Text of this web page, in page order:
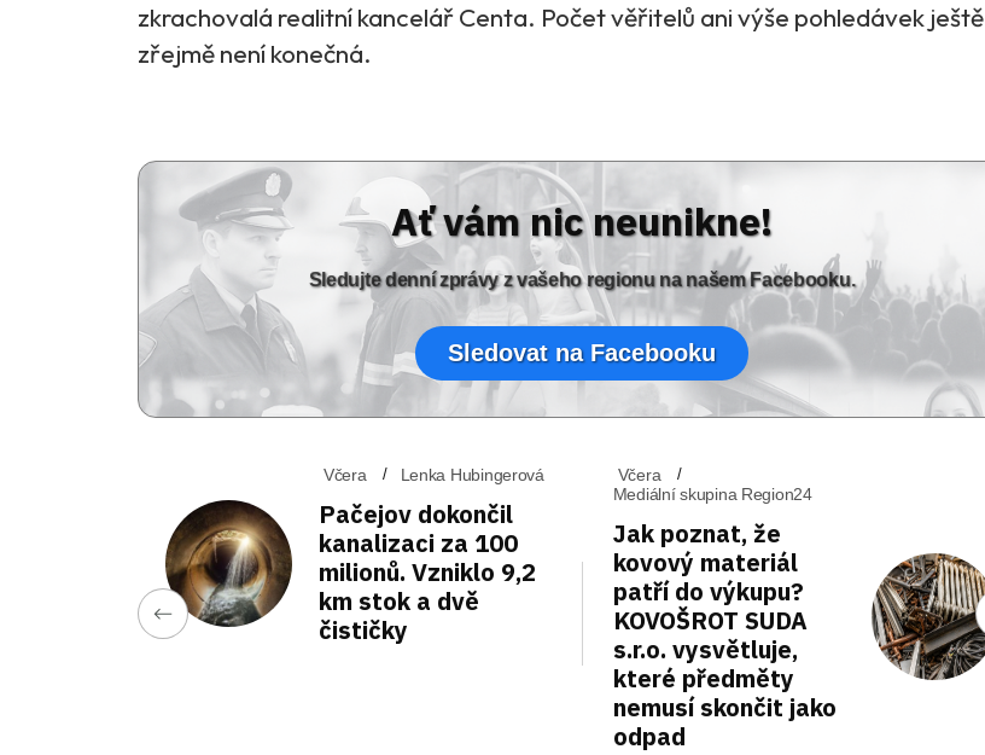
zkrachovalá realitní kancelář Centa. Počet věřitelů ani výše pohledávek ještě
zřejmě není konečná.
Ať vám nic neunikne!
Sledujte denní zprávy z vašeho regionu na našem Facebooku.
Sledovat na Facebooku
Včera Lenka Hubingerová
Pačejov dokončil
kanalizaci za 100
milionů. Vzniklo 9,2
km stok a dvě
čističky
Včera
Mediální skupina Region24
Jak poznat, že
kovový materiál
patří do výkupu?
KOVOŠROT SUDA
s.r.o. vysvětluje,
které předměty
nemusí skončit jako
odpad